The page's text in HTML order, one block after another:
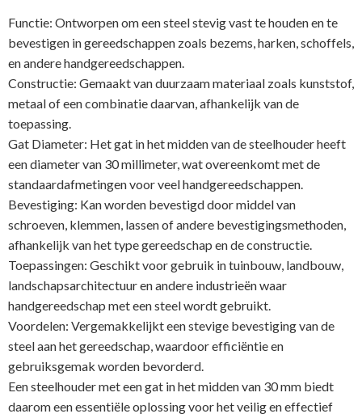
Functie: Ontworpen om een steel stevig vast te houden en te
bevestigen in gereedschappen zoals bezems, harken, schoffels,
en andere handgereedschappen.
Constructie: Gemaakt van duurzaam materiaal zoals kunststof,
metaal of een combinatie daarvan, afhankelijk van de
toepassing.
Gat Diameter: Het gat in het midden van de steelhouder heeft
een diameter van 30 millimeter, wat overeenkomt met de
standaardafmetingen voor veel handgereedschappen.
Bevestiging: Kan worden bevestigd door middel van
schroeven, klemmen, lassen of andere bevestigingsmethoden,
afhankelijk van het type gereedschap en de constructie.
Toepassingen: Geschikt voor gebruik in tuinbouw, landbouw,
landschapsarchitectuur en andere industrieën waar
handgereedschap met een steel wordt gebruikt.
Voordelen: Vergemakkelijkt een stevige bevestiging van de
steel aan het gereedschap, waardoor efficiëntie en
gebruiksgemak worden bevorderd.
Een steelhouder met een gat in het midden van 30 mm biedt
daarom een essentiële oplossing voor het veilig en effectief